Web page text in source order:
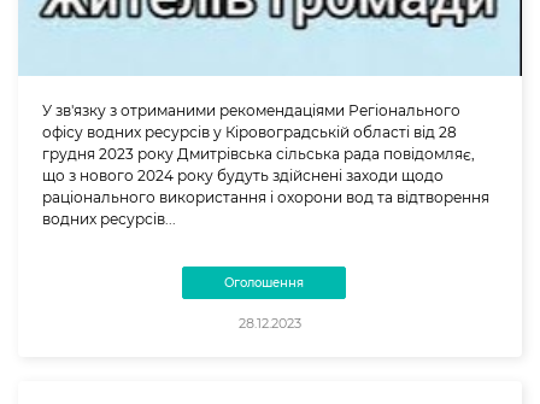
У зв'язку з отриманими рекомендаціями Регіонального
офісу водних ресурсів у Кіровоградській області від 28
грудня 2023 року Дмитрівська сільська рада повідомляє,
що з нового 2024 року будуть здійснені заходи щодо
раціонального використання і охорони вод та відтворення
водних ресурсів...
Оголошення
28.12.2023